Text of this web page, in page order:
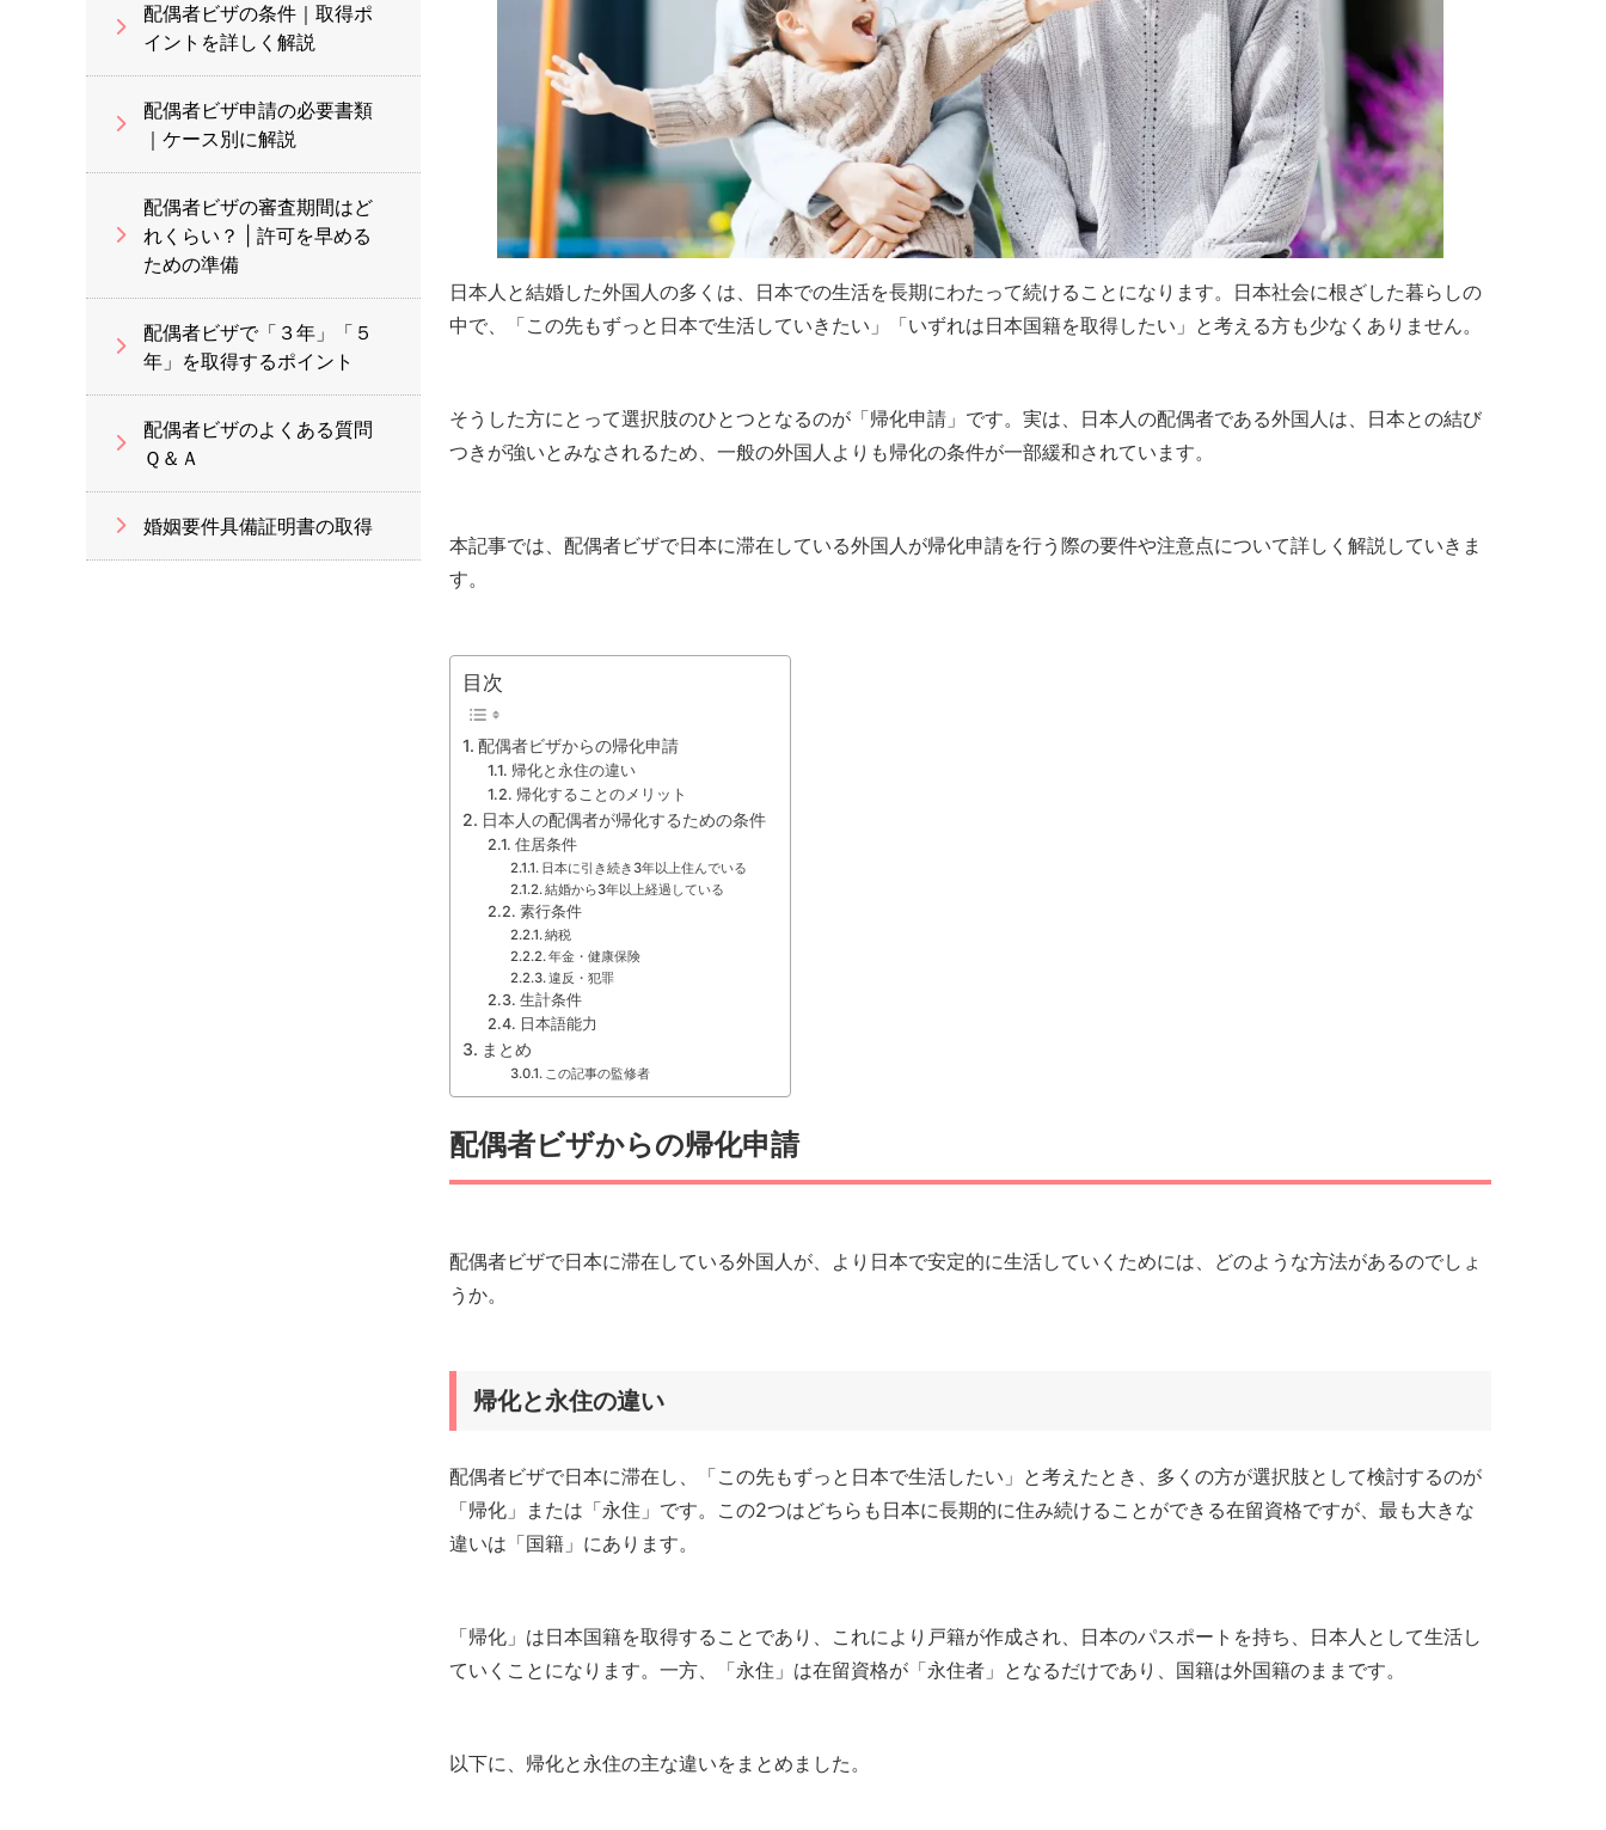
配偶者ビザの条件｜取得ポ
イントを詳しく解説
配偶者ビザ申請の必要書類
｜ケース別に解説
配偶者ビザの審査期間はど
れくらい？ | 許可を早める
ための準備
配偶者ビザで「３年」「５
年」を取得するポイント
配偶者ビザのよくある質問
Ｑ＆Ａ
婚姻要件具備証明書の取得
日本人と結婚した外国人の多くは、日本での生活を長期にわたって続けることになります。日本社会に根ざした暮らしの
中で、「この先もずっと日本で生活していきたい」「いずれは日本国籍を取得したい」と考える方も少なくありません。
そうした方にとって選択肢のひとつとなるのが「帰化申請」です。実は、日本人の配偶者である外国人は、日本との結び
つきが強いとみなされるため、一般の外国人よりも帰化の条件が一部緩和されています。
本記事では、配偶者ビザで日本に滞在している外国人が帰化申請を行う際の要件や注意点について詳しく解説していきま
す。
目次
配偶者ビザからの帰化申請
帰化と永住の違い
帰化することのメリット
日本人の配偶者が帰化するための条件
住居条件
日本に引き続き3年以上住んでいる
結婚から3年以上経過している
素行条件
納税
年金・健康保険
違反・犯罪
生計条件
日本語能力
まとめ
この記事の監修者
配偶者ビザからの帰化申請
配偶者ビザで日本に滞在している外国人が、より日本で安定的に生活していくためには、どのような方法があるのでしょ
うか。
帰化と永住の違い
配偶者ビザで日本に滞在し、「この先もずっと日本で生活したい」と考えたとき、多くの方が選択肢として検討するのが
「帰化」または「永住」です。この2つはどちらも日本に長期的に住み続けることができる在留資格ですが、最も大きな
違いは「国籍」にあります。
「帰化」は日本国籍を取得することであり、これにより戸籍が作成され、日本のパスポートを持ち、日本人として生活し
ていくことになります。一方、「永住」は在留資格が「永住者」となるだけであり、国籍は外国籍のままです。
以下に、帰化と永住の主な違いをまとめました。